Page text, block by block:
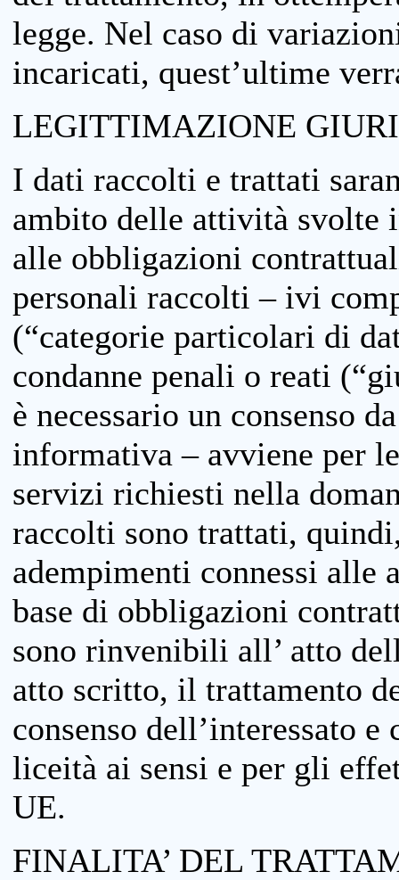
legge. Nel caso di
incaricati, quest’ultime
LEGITTIMAZIONE
I dati raccolti e trattati
ambito delle attività svolte
alle obbligazioni
personali raccolti – ivi
(“categorie particolari di
condanne penali o reati
è necessario un consenso
informativa – avviene per
servizi richiesti nella
raccolti sono trattati,
adempimenti connessi
base di obbligazioni
sono rinvenibili all’ atto
atto scritto, il trattamento
consenso dell’interessato
liceità ai sensi e per gli
UE.
FINALITA’ DEL